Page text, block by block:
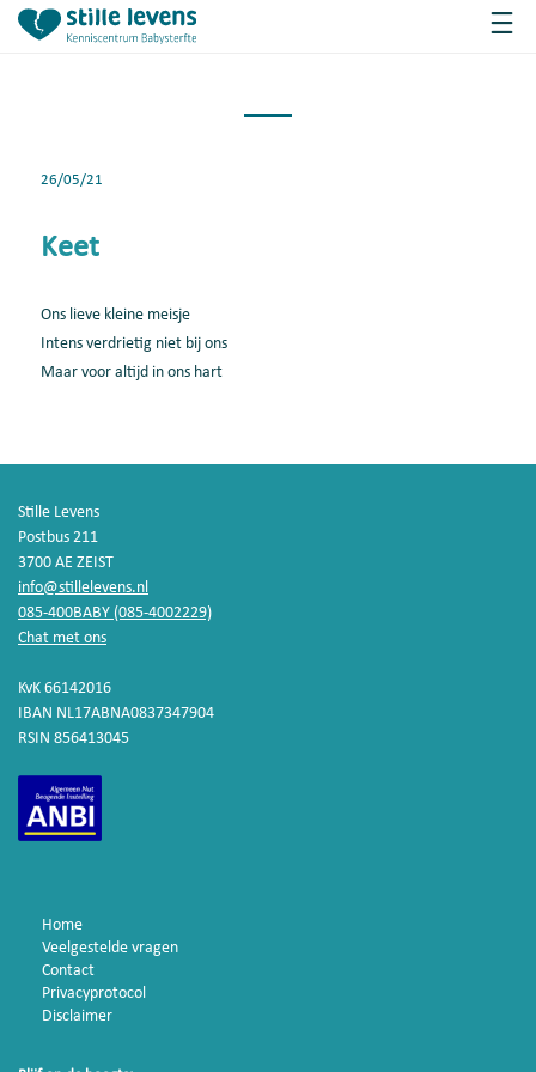
26/05/21
Keet
Ons lieve kleine meisje
Intens verdrietig niet bij ons
Maar voor altijd in ons hart
Stille Levens
Postbus 211
3700 AE ZEIST
info@stillelevens.nl
085-400BABY (085-4002229)
Chat met ons
KvK 66142016
IBAN NL17ABNA0837347904
RSIN 856413045
Home
Veelgestelde vragen
Contact
Privacyprotocol
Disclaimer